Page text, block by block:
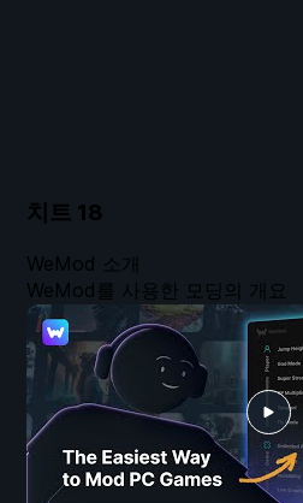
치트 18
WeMod 소개
WeMod를 사용한 모딩의 개요